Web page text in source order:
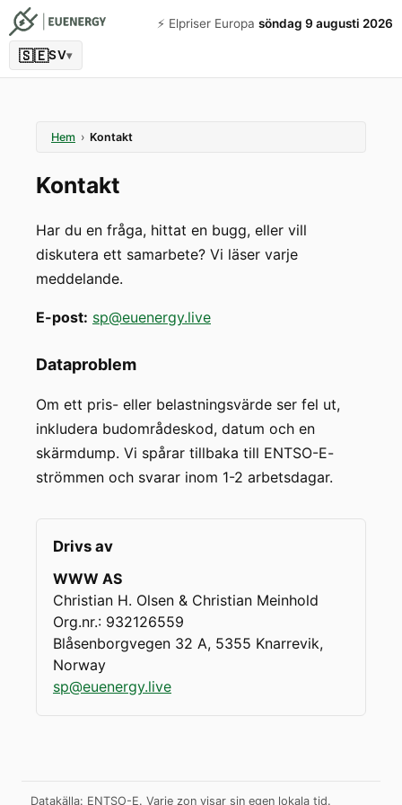
⚡️ Elpriser Europa söndag 9 augusti 2026
🇸🇪SV▾
Hem › Kontakt
Kontakt
Har du en fråga, hittat en bugg, eller vill
diskutera ett samarbete? Vi läser varje
meddelande.
E-post: sp@euenergy.live
Dataproblem
Om ett pris- eller belastningsvärde ser fel ut,
inkludera budområdeskod, datum och en
skärmdump. Vi spårar tillbaka till ENTSO-E-
strömmen och svarar inom 1-2 arbetsdagar.
Drivs av
WWW AS
Christian H. Olsen & Christian Meinhold
Org.nr.: 932126559
Blåsenborgvegen 32 A, 5355 Knarrevik,
Norway
sp@euenergy.live
Datakälla: ENTSO-E. Varje zon visar sin egen lokala tid.